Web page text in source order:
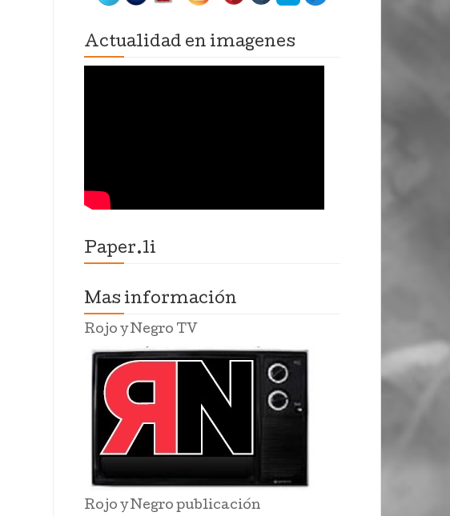
Actualidad en imagenes
Paper.li
Mas información
Rojo y Negro TV
Rojo y Negro publicación